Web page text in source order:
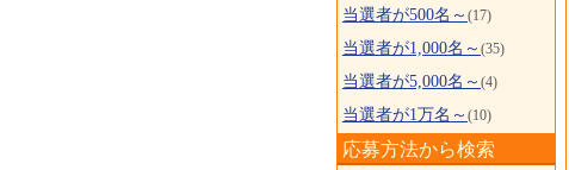
当選者が500名～ (17)
当選者が1,000名～ (35)
当選者が5,000名～ (4)
当選者が1万名～ (10)
応募方法から検索